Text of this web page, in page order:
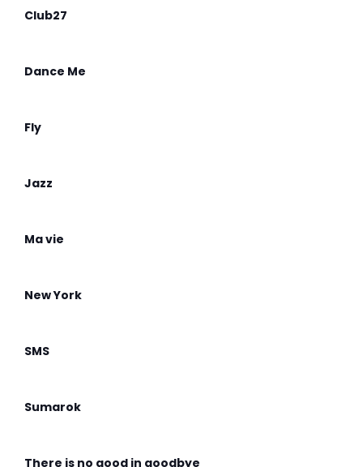
Club27
Dance Me
Fly
Jazz
Ma vie
New York
SMS
Sumarok
There is no good in goodbye